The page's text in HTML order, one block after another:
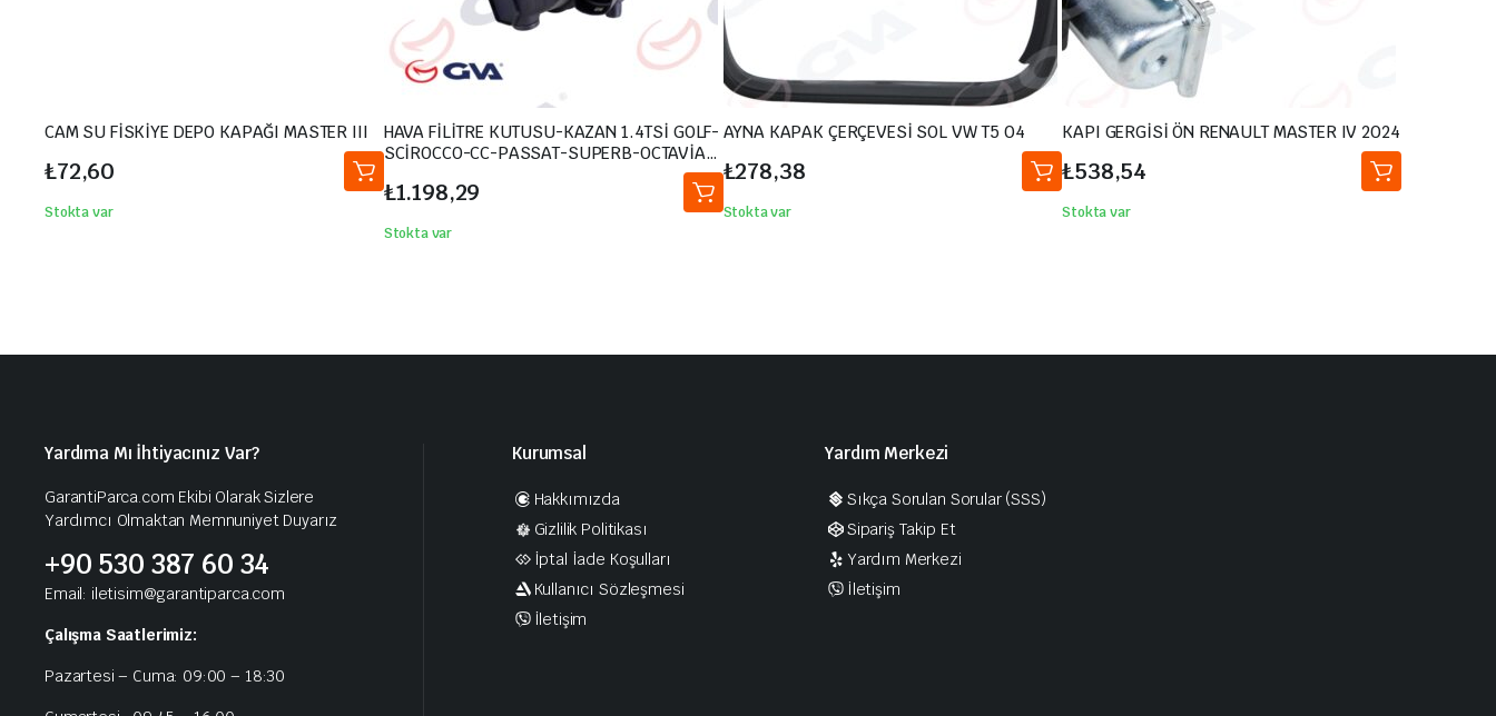
CAM SU FİSKİYE DEPO KAPAĞI MASTER III
₺72,60
Stokta var
HAVA FİLİTRE KUTUSU-KAZAN 1.4TSİ GOLF-
SCİROCCO-CC-PASSAT-SUPERB-OCTAVİA-
₺1.198,29
Stokta var
AYNA KAPAK ÇERÇEVESİ SOL VW T5 04
₺278,38
Stokta var
KAPI GERGİSİ ÖN RENAULT MASTER IV 2024
₺538,54
Stokta var
Yardıma Mı İhtiyacınız Var?
GarantiParca.com Ekibi Olarak Sizlere
Yardımcı Olmaktan Memnuniyet Duyarız
+90 530 387 60 34
Email: iletisim@garantiparca.com
Çalışma Saatlerimiz:
Pazartesi – Cuma: 09:00 – 18:30
Kurumsal
Hakkımızda
Gizlilik Politikası
İptal İade Koşulları
Kullanıcı Sözleşmesi
İletişim
Yardım Merkezi
Sıkça Sorulan Sorular (SSS)
Sipariş Takip Et
Yardım Merkezi
İletişim